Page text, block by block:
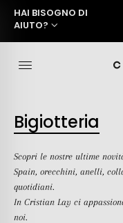
HAI BISOGNO DI
AIUTO?
Bigiotteria
Scopri le nostre ultime
Spain, orecchini, anelli,
quotidiani.
In Cristian Lay ci
noi.